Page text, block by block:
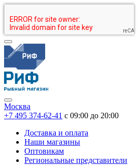
Москва
+7 495 374-62-41 c 09:00 до 20:00
Доставка и оплата
Наши магазины
Оптовикам
Региональные представители